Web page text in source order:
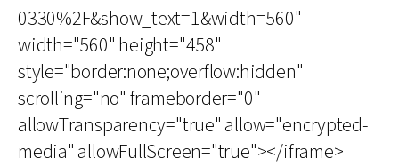
0330%2F&show_text=1&width=560"
width="560" height="458"
style="border:none;overflow:hidden"
scrolling="no" frameborder="0"
allowTransparency="true" allow="encrypted-
media" allowFullScreen="true"></iframe>